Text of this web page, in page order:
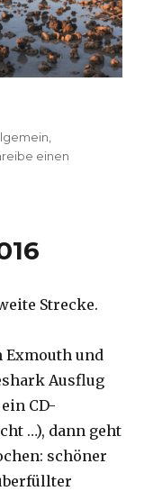
einen
Strecke.
und
Ausflug
CD-
…), dann geht
schöner